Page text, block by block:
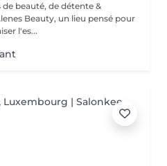
beauté, de détente &
l'es...